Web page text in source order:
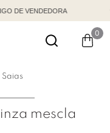
DE VENDEDORA
0
Saias
mescla